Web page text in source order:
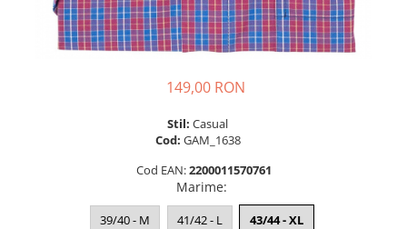
149,00 RON
Stil: Casual
Cod: GAM_1638
Cod EAN:2200011570761
Marime:
39/40 - M 41/42 - L 43/44 - XL